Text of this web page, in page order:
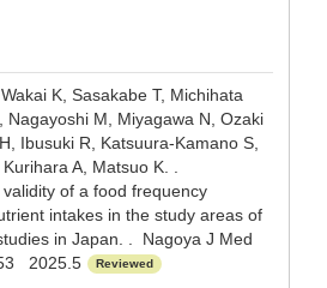
K, Sasakabe T, Michihata
Nagayoshi M, Miyagawa N, Ozaki
Ibusuki R, Katsuura-Kamano S,
A, Matsuo K. .
of a food frequency
intakes in the study areas of
in Japan. . Nagoya J Med
2025.5
Reviewed